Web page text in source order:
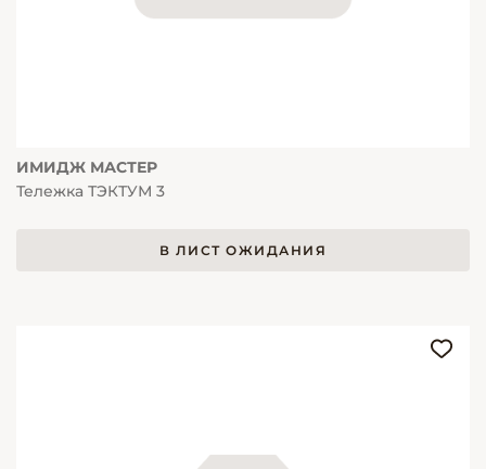
ИМИДЖ МАСТЕР
Тележка ТЭКТУМ 3
В ЛИСТ ОЖИДАНИЯ